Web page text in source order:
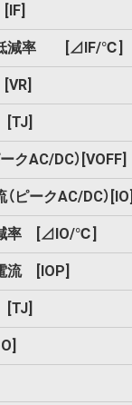
低減率 [⊿IF/℃]
[TJ]
クAC/DC）[VOFF]
ピークAC/DC）[IO]
率 [⊿IO/℃]
流 [IOP]